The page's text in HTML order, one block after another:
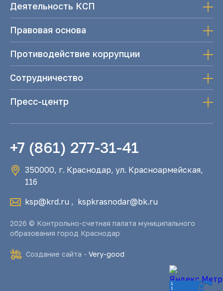
Деятельность КСП
Правовая основа
Противодействие коррупции
Сотрудничество
Пресс-центр
+7 (861) 277-31-41
350000, г. Краснодар, ул. Красноармейская,
116
ksp@krd.ru , kspkrasnodar@bk.ru
2026 © Контрольно-счетная палата муниципального
образования город Краснодар
Создание сайта - Very-good